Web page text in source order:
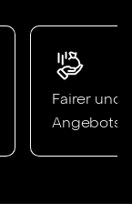
Fairer und